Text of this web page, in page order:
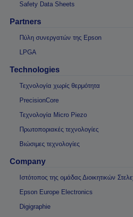
Safety Data Sheets
Partners
Πύλη συνεργατών της Epson
LPGA
Technologies
Τεχνολογία χωρίς θερμότητα
PrecisionCore
Τεχνολογία Micro Piezo
Πρωτοποριακές τεχνολογίες
Βιώσιμες τεχνολογίες
Company
Ιστότοπος της ομάδας Διοικητικών
Epson Europe Electronics
Digigraphie